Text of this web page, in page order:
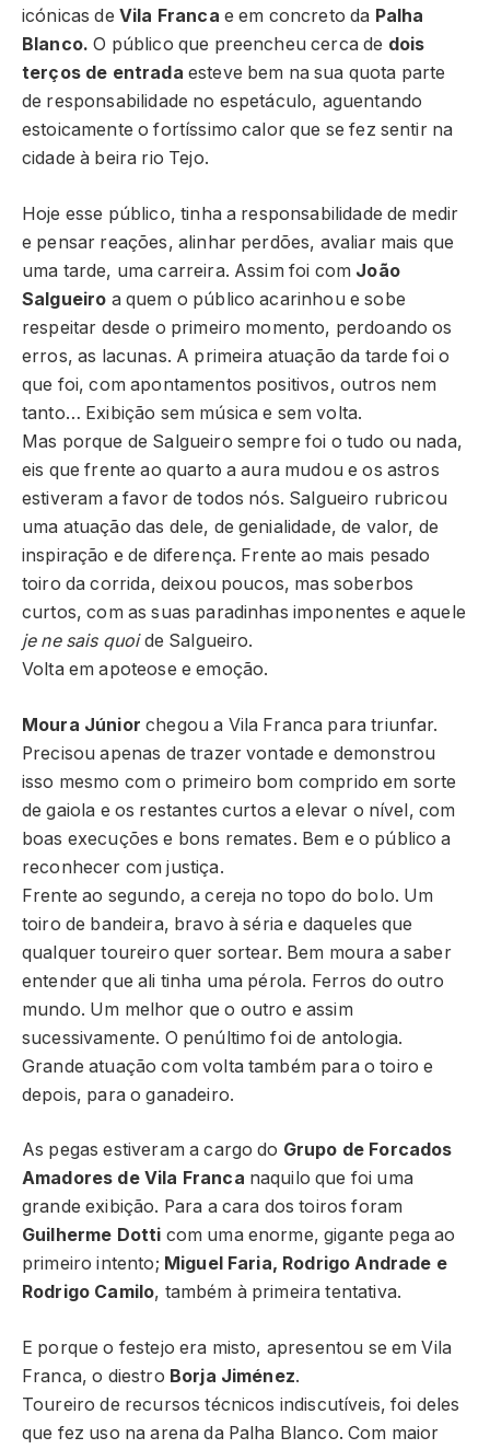
icónicas de Vila Franca e em concreto da Palha
Blanco.O público que preencheu cerca de dois
terços de entrada esteve bem na sua quota parte
de responsabilidade no espetáculo, aguentando
estoicamente o fortíssimo calor que se fez sentir na
cidade à beira rio Tejo.
Hoje esse público, tinha a responsabilidade de medir
e pensar reações, alinhar perdões, avaliar mais que
uma tarde, uma carreira. Assim foi com João
Salgueiro a quem o público acarinhou e sobe
respeitar desde o primeiro momento, perdoando os
erros, as lacunas. A primeira atuação da tarde foi o
que foi, com apontamentos positivos, outros nem
tanto… Exibição sem música e sem volta.
Mas porque de Salgueiro sempre foi o tudo ou nada,
eis que frente ao quarto a aura mudou e os astros
estiveram a favor de todos nós. Salgueiro rubricou
uma atuação das dele, de genialidade, de valor, de
inspiração e de diferença. Frente ao mais pesado
toiro da corrida, deixou poucos, mas soberbos
curtos, com as suas paradinhas imponentes e aquele
je ne sais quoide Salgueiro.
Volta em apoteose e emoção.
Moura Júniorchegou a Vila Franca para triunfar.
Precisou apenas de trazer vontade e demonstrou
isso mesmo com o primeiro bom comprido em sorte
de gaiola e os restantes curtos a elevar o nível, com
boas execuções e bons remates. Bem e o público a
reconhecer com justiça.
Frente ao segundo, a cereja no topo do bolo. Um
toiro de bandeira, bravo à séria e daqueles que
qualquer toureiro quer sortear. Bem moura a saber
entender que ali tinha uma pérola. Ferros do outro
mundo. Um melhor que o outro e assim
sucessivamente. O penúltimo foi de antologia.
Grande atuação com volta também para o toiro e
depois, para o ganadeiro.
As pegas estiveram a cargo do Grupo de Forcados
Amadores de Vila Franca naquilo que foi uma
grande exibição. Para a cara dos toiros foram
Guilherme Dotti com uma enorme, gigante pega ao
primeiro intento; Miguel Faria, Rodrigo Andrade e
Rodrigo Camilo, também à primeira tentativa.
E porque o festejo era misto, apresentou se em Vila
Franca, o diestro Borja Jiménez.
Toureiro de recursos técnicos indiscutíveis, foi deles
que fez uso na arena da Palha Blanco. Com maior